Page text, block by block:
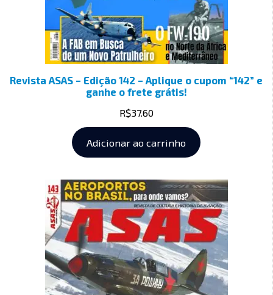
Revista ASAS – Edição 142 – Aplique o cupom “142” e
ganhe o frete grátis!
R$37.60
Adicionar ao carrinho